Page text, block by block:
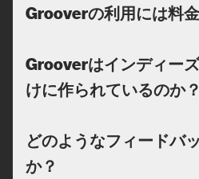
Grooverの利用には料
Grooverはインディー
けに作られているのか？
どのようなフィードバ
か？